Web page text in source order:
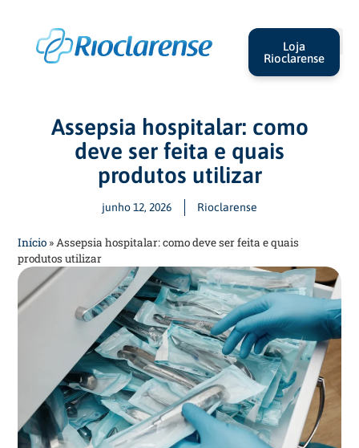
Loja
Rioclarense
Assepsia hospitalar: como
deve ser feita e quais
produtos utilizar
junho 12, 2026 Rioclarense
Início »Assepsia hospitalar: como deve ser feita e quais
produtos utilizar